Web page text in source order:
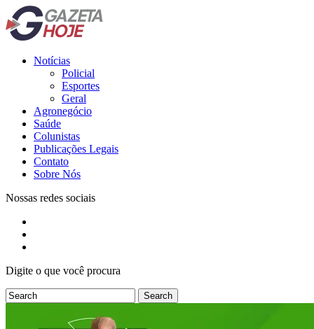
Notícias
Policial
Esportes
Geral
Agronegócio
Saúde
Colunistas
Publicações Legais
Contato
Sobre Nós
Nossas redes sociais
Digite o que você procura